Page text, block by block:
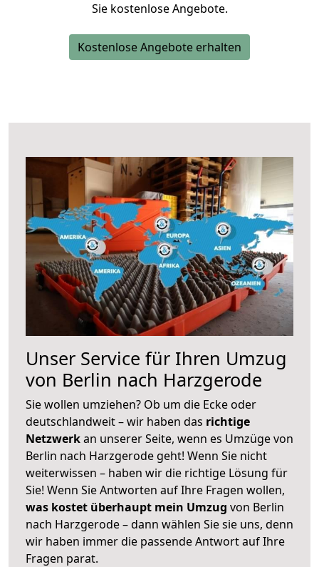
Sie kostenlose Angebote.
Kostenlose Angebote erhalten
Unser Service für Ihren Umzug
von Berlin nach Harzgerode
Sie wollen umziehen? Ob um die Ecke oder
deutschlandweit – wir haben das richtige
Netzwerkan unserer Seite, wenn es Umzüge von
Berlin nach Harzgerode geht! Wenn Sie nicht
weiterwissen – haben wir die richtige Lösung für
Sie! Wenn Sie Antworten auf Ihre Fragen wollen,
was kostet überhaupt mein Umzug von Berlin
nach Harzgerode – dann wählen Sie sie uns, denn
wir haben immer die passende Antwort auf Ihre
Fragen parat.